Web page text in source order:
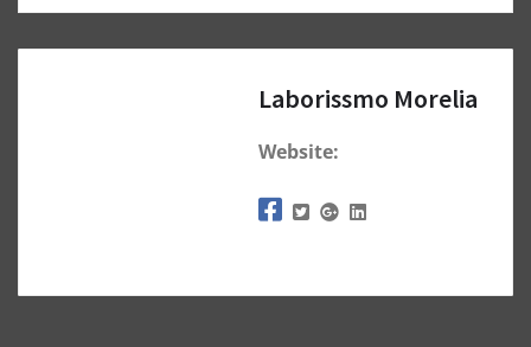
Laborissmo Morelia
Website: